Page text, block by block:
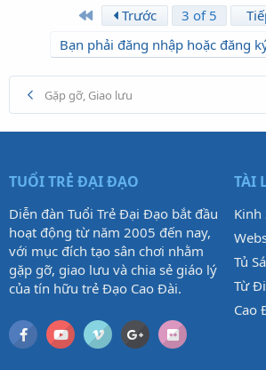
First Trước 3 of 5
Bạn phải đăng nhập hoặc đăng
Gặp gỡ, Giao lưu
TUỔI TRẺ ĐẠI ĐẠO
Diễn đàn Tuổi Trẻ Đại Đạo bắt đầu
hoạt động từ năm 2005 đến nay,
với mục đích tạo sân chơi nhằm
gặp gỡ, giao lưu và chia sẻ giáo lý
của tín hữu trẻ Đạo Cao Đài.
TÀI
Kinh
Tủ
Từ
Cao